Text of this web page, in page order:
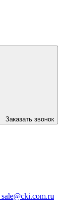
Заказать звонок
sale@cki.com.ru